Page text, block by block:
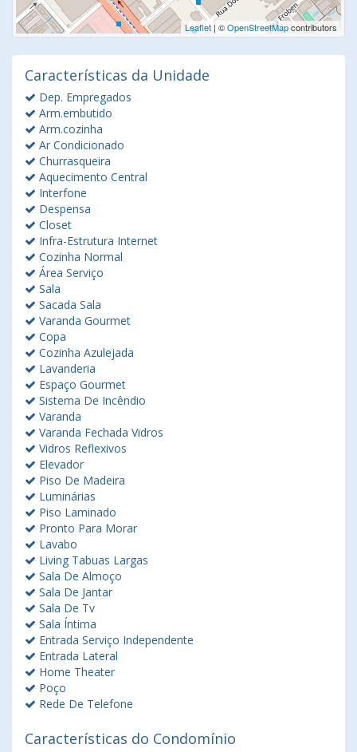
Leaflet| ©OpenStreetMapcontributors
Características da Unidade
Dep. Empregados
Arm.embutido
Arm.cozinha
Ar Condicionado
Churrasqueira
Aquecimento Central
Interfone
Despensa
Closet
Infra-Estrutura Internet
Cozinha Normal
Área Serviço
Sala
Sacada Sala
Varanda Gourmet
Copa
Cozinha Azulejada
Lavanderia
Espaço Gourmet
Sistema De Incêndio
Varanda
Varanda Fechada Vidros
Vidros Reflexivos
Elevador
Piso De Madeira
Luminárias
Piso Laminado
Pronto Para Morar
Lavabo
Living Tabuas Largas
Sala De Almoço
Sala De Jantar
Sala De Tv
Sala Íntima
Entrada Serviço Independente
Entrada Lateral
Home Theater
Poço
Rede De Telefone
Características do Condomínio